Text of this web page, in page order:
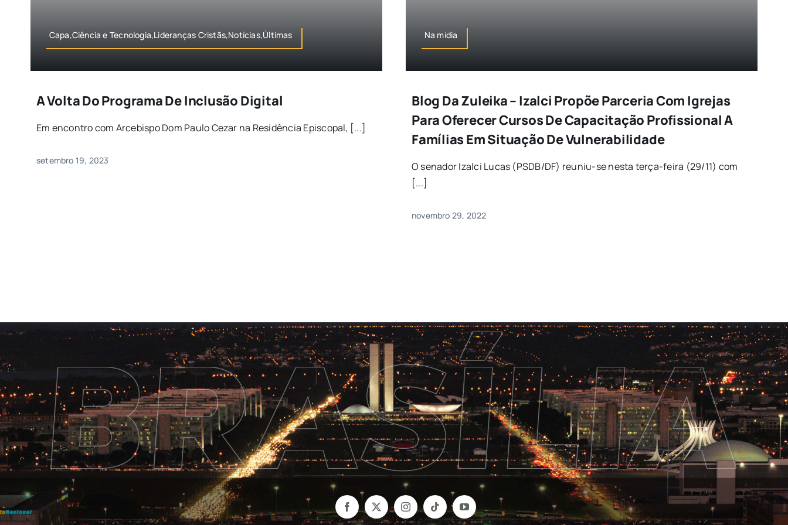
Capa,Ciência e Tecnologia,Lideranças Cristãs,Notícias,Últimas
A Volta Do Programa De Inclusão Digital
Em encontro com Arcebispo Dom Paulo Cezar na Residência Episcopal, [...]
setembro 19, 2023
Na mídia
Blog Da Zuleika – Izalci Propõe Parceria Com Igrejas
Para Oferecer Cursos De Capacitação Profissional A
Famílias Em Situação De Vulnerabilidade
O senador Izalci Lucas (PSDB/DF) reuniu-se nesta terça-feira (29/11) com
[...]
novembro 29, 2022